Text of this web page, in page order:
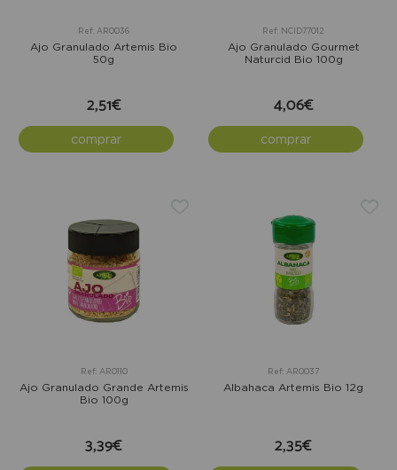
Ref: AR0036
Ajo Granulado Artemis Bio
50g
2,51€
comprar
Ref: NCID77012
Ajo Granulado Gourmet
Naturcid Bio 100g
4,06€
comprar
Ref: AR0110
Ajo Granulado Grande Artemis
Bio 100g
3,39€
Ref: AR0037
Albahaca Artemis Bio 12g
2,35€